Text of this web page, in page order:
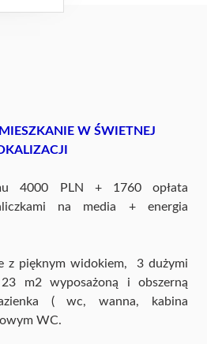
W ŚWIETNEJ
4000 PLN + 1760 opłata
na media + energia
z pięknym widokiem, 3 dużymi
m2 wyposażoną i obszerną
( wc, wanna, kabina
WC.